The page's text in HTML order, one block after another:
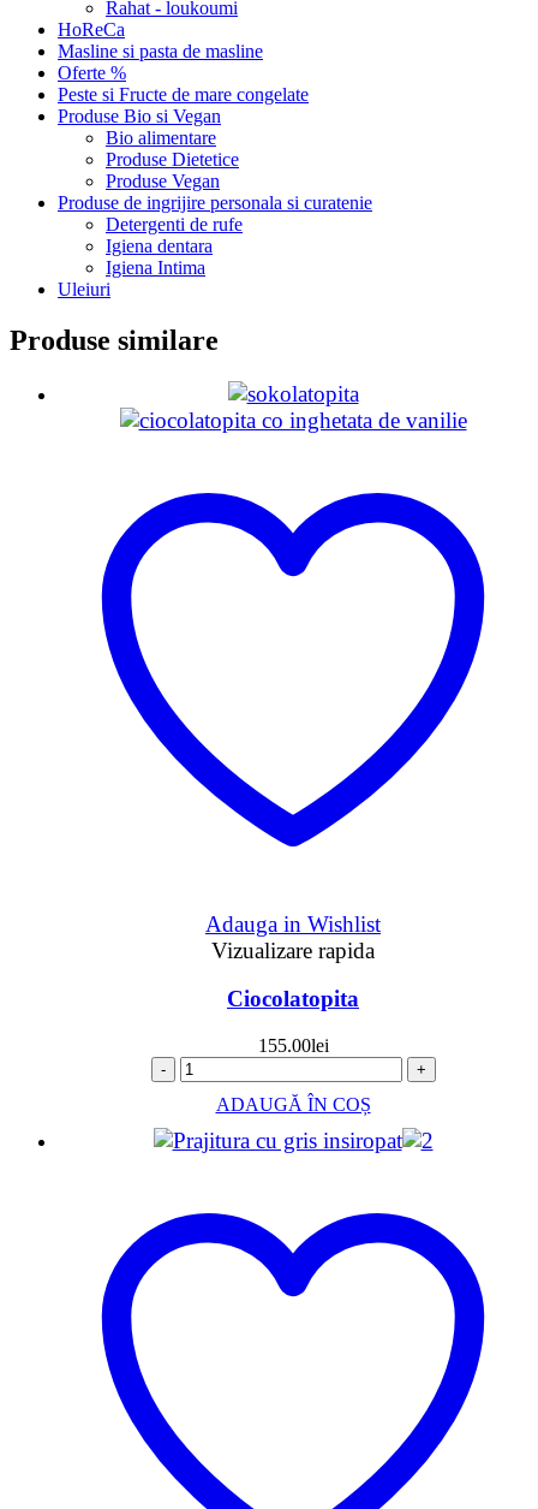
Rahat - loukoumi
HoReCa
Masline si pasta de masline
Oferte %
Peste si Fructe de mare congelate
Produse Bio si Vegan
Bio alimentare
Produse Dietetice
Produse Vegan
Produse de ingrijire personala si curatenie
Detergenti de rufe
Igiena dentara
Igiena Intima
Uleiuri
Produse similare
Adauga in Wishlist
Vizualizare rapida
Ciocolatopita
155.00lei
- +
ADAUGĂ ÎN COȘ